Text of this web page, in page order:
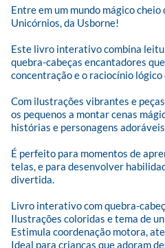
Entre em um mundo mágico
Unicórnios, da Usborne!
Este livro interativo combina
quebra-cabeças encantadores
concentração e o raciocínio lógico
Com ilustrações vibrantes e
os pequenos a montar cenas
histórias e personagens
É perfeito para momentos de
telas, e para desenvolver
divertida.
Livro interativo com quebra-
Ilustrações coloridas e tema de
Estimula coordenação motora,
Ideal para crianças que adoram